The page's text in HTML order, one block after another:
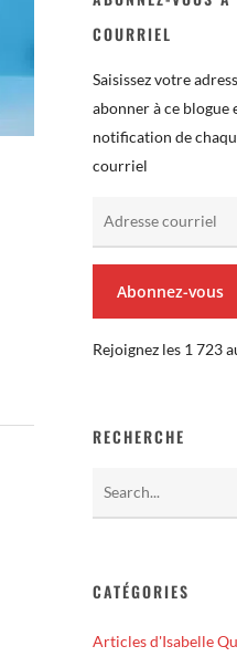
COURRIEL
Saisissez votre
abonner à ce blogue
notification de
courriel
Abonnez-vous
Rejoignez les 1 723
RECHERCHE
CATÉGORIES
Articles d'Isabelle